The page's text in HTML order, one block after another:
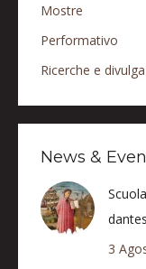
Mostre
Performativo
Ricerche e
News &
3